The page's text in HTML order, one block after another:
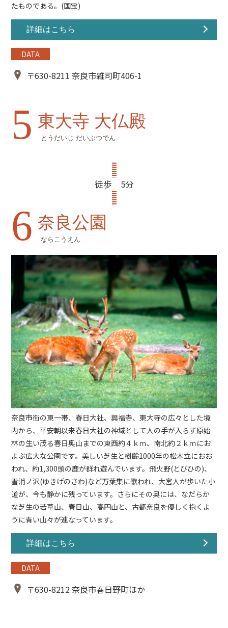
たものである。(国宝)
詳細はこちら
DATA
〒630-8211 奈良市雑司町406-1
5 東大寺 大仏殿
とうだいじ だいぶつでん
徒歩 5分
6 奈良公園
ならこうえん
奈良市街の東一帯、春日大社、興福寺、東大寺の広々とした境
内から、平安朝以来春日大社の神域として人の手が入らず原始
林の生い茂る春日奥山までの東西約４ｋｍ、南北約２ｋｍにお
よぶ広大な公園です。美しい芝生と樹齢1000年の松木立におお
われ、約1,300頭の鹿が群れ遊んでいます。飛火野(とびひの)、
雪消ノ沢(ゆきげのさわ)など万葉集に歌われ、大宮人が歩いた小
道が、今も静かに残っています。さらにその奥には、なだらか
な芝生の若草山、春日山、高円山と、古都奈良を優しく抱くよ
うに青い山々が連なっています。
詳細はこちら
DATA
〒630-8212 奈良市春日野町ほか